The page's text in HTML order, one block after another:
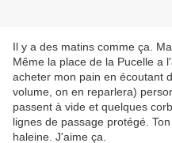
Il y a des matins comme ça.
Même la place de la Pucelle a
acheter mon pain en écoutant
volume, on en reparlera)
passent à vide et quelques
lignes de passage protégé.
haleine. J'aime ça.